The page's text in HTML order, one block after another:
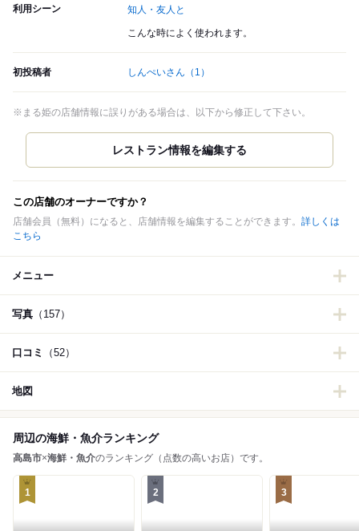
利用シーン 知人・友人と
こんな時によく使われます。
初投稿者 しんぺいさん （1）
※まる姫の店舗情報に誤りがある場合は、以下から修正して下さい。
この店舗のオーナーですか？
店舗会員（無料）になると、店舗情報を編集することができます。 詳しくは
こちら
メニュー
写真 （157）
口コミ （52）
地図
周辺の海鮮・魚介ランキング
高島市×海鮮・魚介のランキング（点数の高いお店）です。
1 2 3